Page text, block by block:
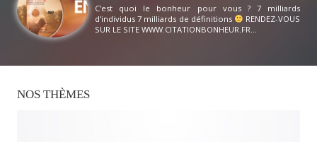
C'est quoi le bonheur pour vous ? 7 milliards
d'individus 7 milliards de définitions
RENDEZ-VOUS
SUR LE SITE WWW.CITATIONBONHEUR.FR...
NOS THÈMES